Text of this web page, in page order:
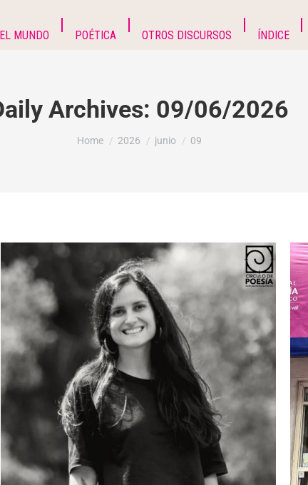
MUNDO POÉTICA OTROS DISCURSOS ÍNDICE
Archives: 09/06/2026
You are here:
Home 2026 junio 09